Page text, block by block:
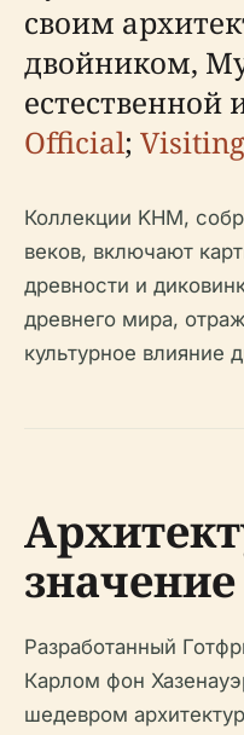
своим
двойником,
естественной
Official;
Коллекции KHM,
веков, включают
древности и
древнего мира,
культурное влияние
значение
Разработанный
Карлом фон
шедевром